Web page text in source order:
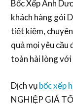
Bốc Xếp Ánh
khách hàng gói
tiết kiệm,
quả mọi yêu cầu
toàn hài lòng
Dịch vụbốc xếp
NGHIỆP GIÁ